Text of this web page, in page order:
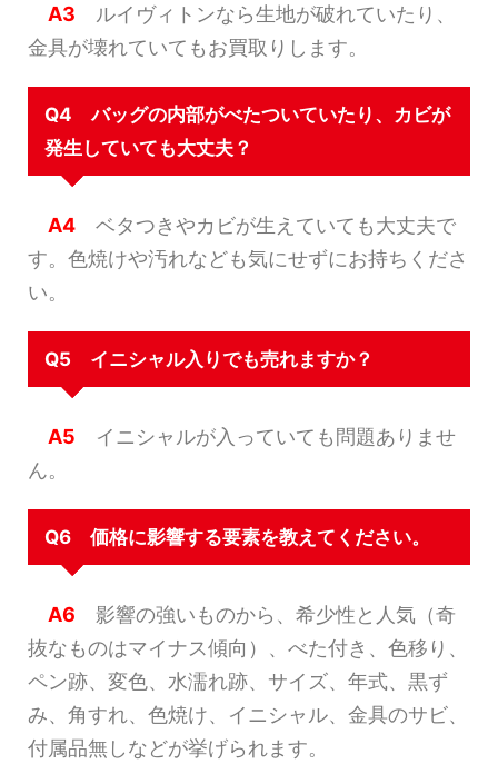
A3 ルイヴィトンなら生地が破れていたり、
金具が壊れていてもお買取りします。
Q4 バッグの内部がべたついていたり、カビが
発生していても大丈夫？
A4 ベタつきやカビが生えていても大丈夫で
す。色焼けや汚れなども気にせずにお持ちくださ
い。
Q5 イニシャル入りでも売れますか？
A5 イニシャルが入っていても問題ありませ
ん。
Q6 価格に影響する要素を教えてください。
A6 影響の強いものから、希少性と人気（奇
抜なものはマイナス傾向）、べた付き、色移り、
ペン跡、変色、水濡れ跡、サイズ、年式、黒ず
み、角すれ、色焼け、イニシャル、金具のサビ、
付属品無しなどが挙げられます。